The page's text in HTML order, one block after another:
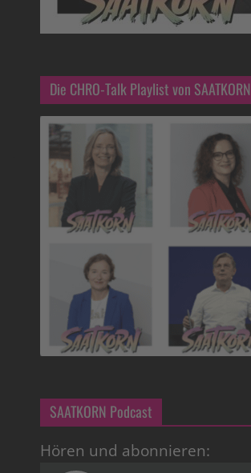
Die CHRO-Talk Playlist von SAATKORN
SAATKORN Podcast
Hören und abonnieren: